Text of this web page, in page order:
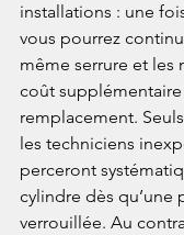
installations : une
vous pourrez
même serrure et les
coût
remplacement.
les techniciens
perceront
cylindre dès qu’une
verrouillée. Au